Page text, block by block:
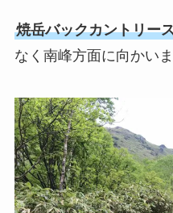
焼岳バックカントリー
なく南峰方面に向かいま